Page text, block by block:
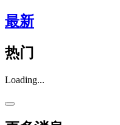
最新
热门
Loading...